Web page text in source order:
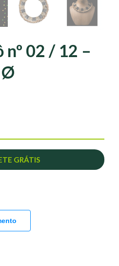
02 / 12 –
Ø
GRÁTIS